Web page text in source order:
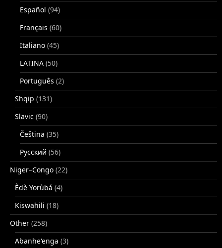
Español (94)
Français (60)
Italiano (45)
LATINA (50)
Português (2)
Shqip (131)
Slavic (90)
Čeština (35)
Русский (56)
Niger–Congo (22)
Èdè Yorùbá (4)
Kiswahili (18)
Other (258)
Abanhe'enga (3)